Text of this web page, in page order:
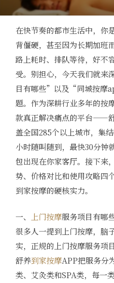
在快节奏的都市生活中，你
背僵硬，甚至因为长期加班
路上耗时、排队等待，好不
受。别担心，今天我们就来
目有哪些”以及“同城按摩
题。作为深耕行业多年的按
款真正解决痛点的平台——
盖全国285个以上城市，集
小时随叫随到，最快30分钟
包出现在你家客厅。接下来
势、价格对比和使用攻略四
到家按摩的硬核实力。
一、 上门按摩服务项目有哪
很多人一提到上门按摩，
实，正规的上门按摩服务项
舒养到家按摩APP把服务分
类、艾灸类和SPA类，每一